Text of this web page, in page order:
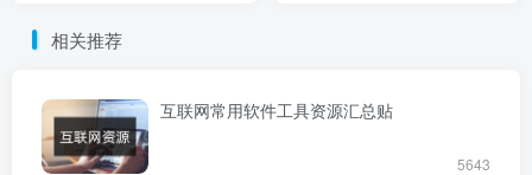
相关推荐
互联网常用软件工具资源汇总贴
5643